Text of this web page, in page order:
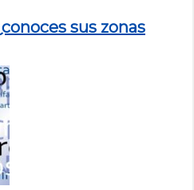
sus zonas